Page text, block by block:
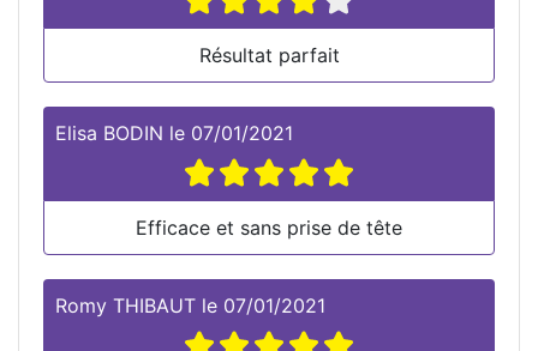
Résultat parfait
Elisa BODIN le 07/01/2021
Efficace et sans prise de tête
Romy THIBAUT le 07/01/2021